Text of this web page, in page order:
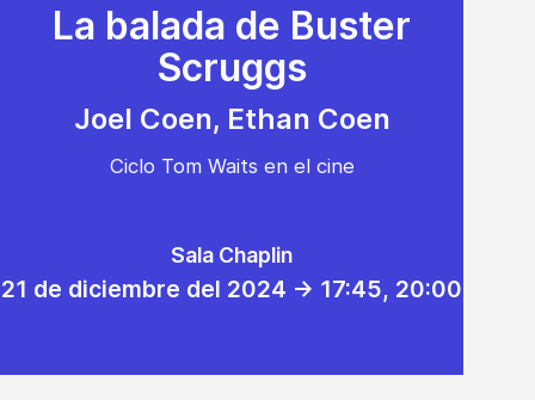
La balada de Buster
Scruggs
Joel Coen, Ethan Coen
Ciclo Tom Waits en el cine
Sala Chaplin
21 de diciembre del 2024 -> 17:45, 20:00